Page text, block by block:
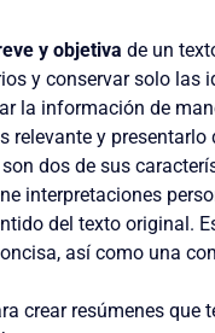
y objetiva de un
y conservar solo las
la información de
relevante y presentarlo
son dos de sus
interpretaciones
del texto original.
así como una
crear resúmenes que